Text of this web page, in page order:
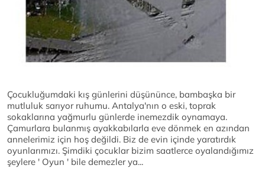
Çocukluğumdaki kış günlerini düşününce, bambaşka bir
mutluluk sarıyor ruhumu. Antalya'nın o eski, toprak
sokaklarına yağmurlu günlerde inemezdik oynamaya.
Çamurlara bulanmış ayakkabılarla eve dönmek en azından
annelerimiz için hoş değildi. Biz de evin içinde yaratırdık
oyunlarımızı. Şimdiki çocuklar bizim saatlerce oyalandığımız
şeylere ' Oyun ' bile demezler ya...